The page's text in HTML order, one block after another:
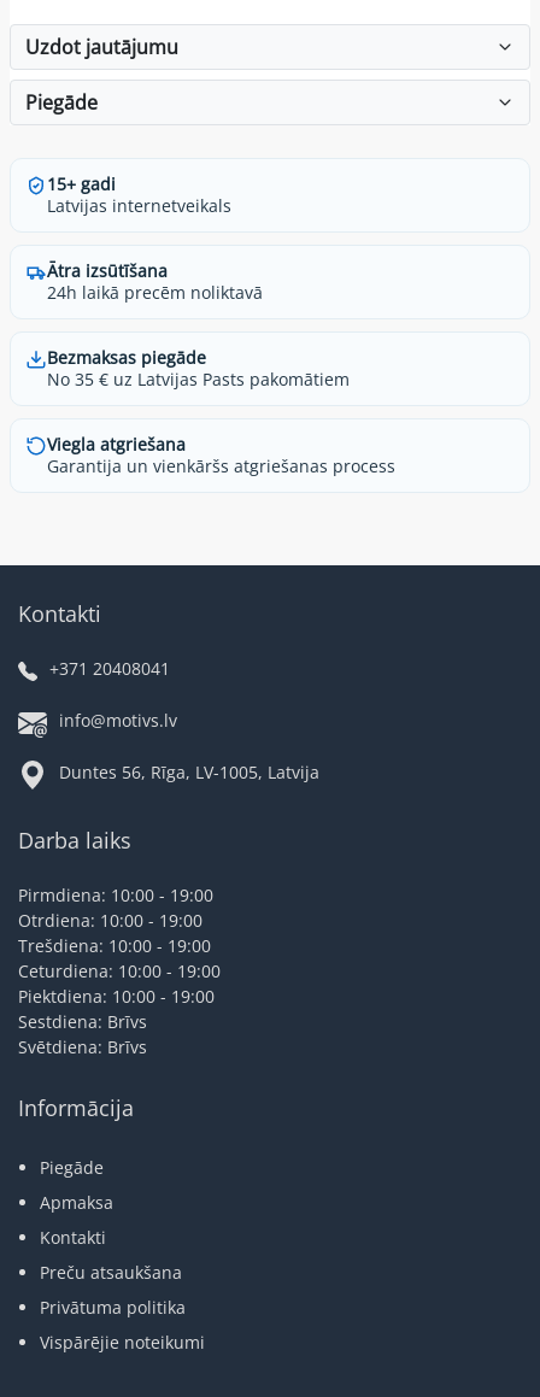
Uzdot jautājumu
Piegāde
15+ gadi
Latvijas internetveikals
Ātra izsūtīšana
24h laikā precēm noliktavā
Bezmaksas piegāde
No 35 € uz Latvijas Pasts pakomātiem
Viegla atgriešana
Garantija un vienkāršs atgriešanas process
Kontakti
+371 20408041
info@motivs.lv
Duntes 56, Rīga, LV-1005, Latvija
Darba laiks
Pirmdiena: 10:00 - 19:00
Otrdiena: 10:00 - 19:00
Trešdiena: 10:00 - 19:00
Ceturdiena: 10:00 - 19:00
Piektdiena: 10:00 - 19:00
Sestdiena: Brīvs
Svētdiena: Brīvs
Informācija
Piegāde
Apmaksa
Kontakti
Preču atsaukšana
Privātuma politika
Vispārējie noteikumi